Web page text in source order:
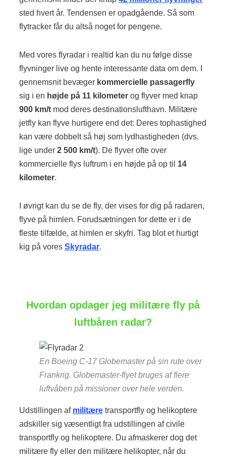
sted hvert år. Tendensen er opadgående. Så som
flytracker får du altså noget for pengene.
Med vores flyradar i realtid kan du nu følge disse
flyvninger live og hente interessante data om dem. I
gennemsnit bevæger kommercielle passagerfly
sig i en højde på 11 kilometer og flyver med knap
900 km/t mod deres destinationslufthavn. Militære
jetfly kan flyve hurtigere end det: Deres tophastighed
kan være dobbelt så høj som lydhastigheden (dvs.
lige under 2 500 km/t). De flyver ofte over
kommercielle flys luftrum i en højde på op til 14
kilometer.
I øvrigt kan du se de fly, der vises for dig på radaren,
flyve på himlen. Forudsætningen for dette er i de
fleste tilfælde, at himlen er skyfri. Tag blot et hurtigt
kig på vores Skyradar.
Hvordan opdager jeg militære fly på
luftbåren radar?
En Boeing C-17 Globemaster på sin rute over
Frankrig. Globemaster-flyet bruges af flere
luftvåben på missioner over hele verden.
Udstillingen af militære transportfly og helikoptere
adskiller sig væsentligt fra udstillingen af civile
transportfly og helikoptere. Du afmaskerer dog det
militære fly eller den militære helikopter, når du